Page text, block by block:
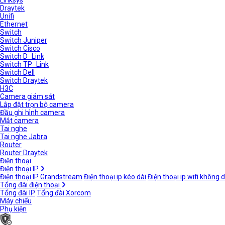
Draytek
Unifi
Ethernet
Switch
Switch Juniper
Switch Cisco
Switch D_Link
Switch TP_Link
Switch Dell
Switch Draytek
H3C
Camera giám sát
Lắp đặt trọn bộ camera
Đầu ghi hình camera
Mắt camera
Tai nghe
Tai nghe Jabra
Router
Router Draytek
Điện thoại
Điện thoại IP
Điện thoại IP Grandstream Điện thoại ip kéo dài Điện thoại ip wifi không
Tổng đài điện thoại
Tổng đài IP Tổng đài Xorcom
Máy chiếu
Phụ kiện